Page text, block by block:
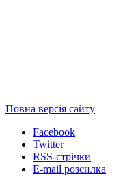
Повна версія сайту
Facebook
Twitter
RSS-стрічки
E-mail розсилка